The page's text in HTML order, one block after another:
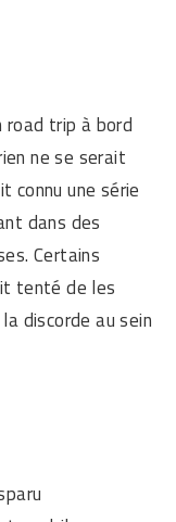
road trip à bord
ne se serait
connu une série
dans des
Certains
tenté de les
discorde au sein